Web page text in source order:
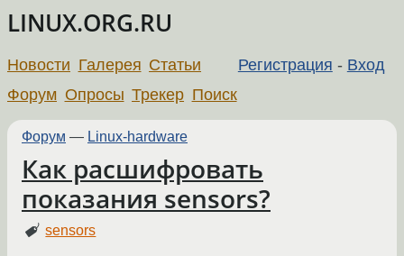
LINUX.ORG.RU
Регистрация - Вход
Новости Галерея Статьи
Форум Опросы Трекер Поиск
Форум — Linux-hardware
Как расшифровать
показания sensors?
sensors